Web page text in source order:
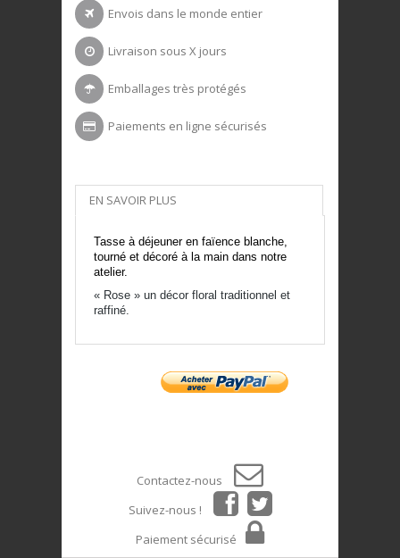
Envois dans le monde entier
Livraison sous X jours
Emballages très protégés
Paiements en ligne sécurisés
EN SAVOIR PLUS
Tasse à déjeuner en faïence blanche,
tourné et décoré à la main dans notre
atelier.
« Rose » un décor floral traditionnel et
raffiné.
Contactez-nous
Suivez-nous !
Paiement sécurisé